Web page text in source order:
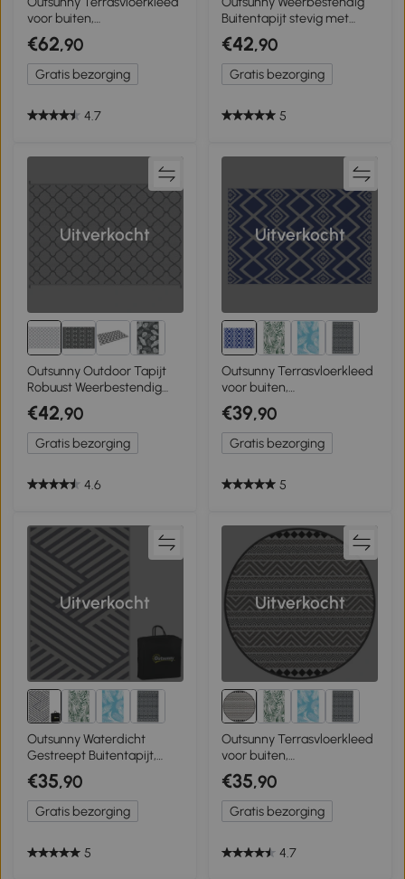
voor buiten,
weerbestendig, modern
ontwerp, 365 cm x 274 cm
x 0,3 cm, Groen + Crème
€62,90
Gratis bezorging
4.7
Buitentapijt stevig met
draagtas, opvouwbaar
Boho-stijl 182 x 274 cm
Zwart+Wit
€42,90
Gratis bezorging
5
Uitverkocht
Outsunny Outdoor Tapijt
Robuust Weerbestendig
Tapijt met Netpatroon 182
x 274 cm Grijs
€42,90
Gratis bezorging
4.6
Uitverkocht
Outsunny Terrasvloerkleed
voor buiten,
weerbestendig, modern
ontwerp, 182 cm x 274 cm
x 0,3 cm, Blauw + Wit
€39,90
Gratis bezorging
5
Uitverkocht
Outsunny Waterdicht
Gestreept Buitentapijt,
Omkeerbaar, 182x274cm,
Grijs/Crème
€35,90
Gratis bezorging
5
Uitverkocht
Outsunny Terrasvloerkleed
voor buiten,
weerbestendig, modern
ontwerp, 365 cm x 274 cm
x 0,3 cm, zwart + wit
€35,90
Gratis bezorging
4.7